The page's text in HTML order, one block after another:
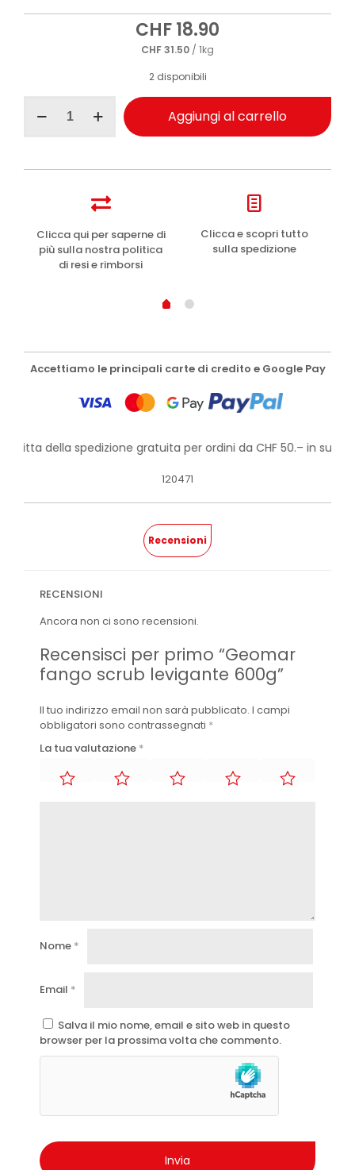
CHF18.90
CHF31.50 / 1kg
2 disponibili
fango
Aggiungi al carrello
Clicca qui per saperne di
più sulla nostra politica
di resi e rimborsi
Clicca e scopri tutto
sulla spedizione
Accettiamo le principali carte di credito e Google Pay
della spedizione gratuita per ordini da CHF 50.– in su!
120471
Recensioni
RECENSIONI
Ancora non ci sono recensioni.
Recensisci per primo “Geomar
fango scrub levigante 600g”
Il tuo indirizzo email non sarà pubblicato. I campi
obbligatori sono contrassegnati *
La tua valutazione *
Nome *
Email *
Salva il mio nome, email e sito web in questo
browser per la prossima volta che commento.